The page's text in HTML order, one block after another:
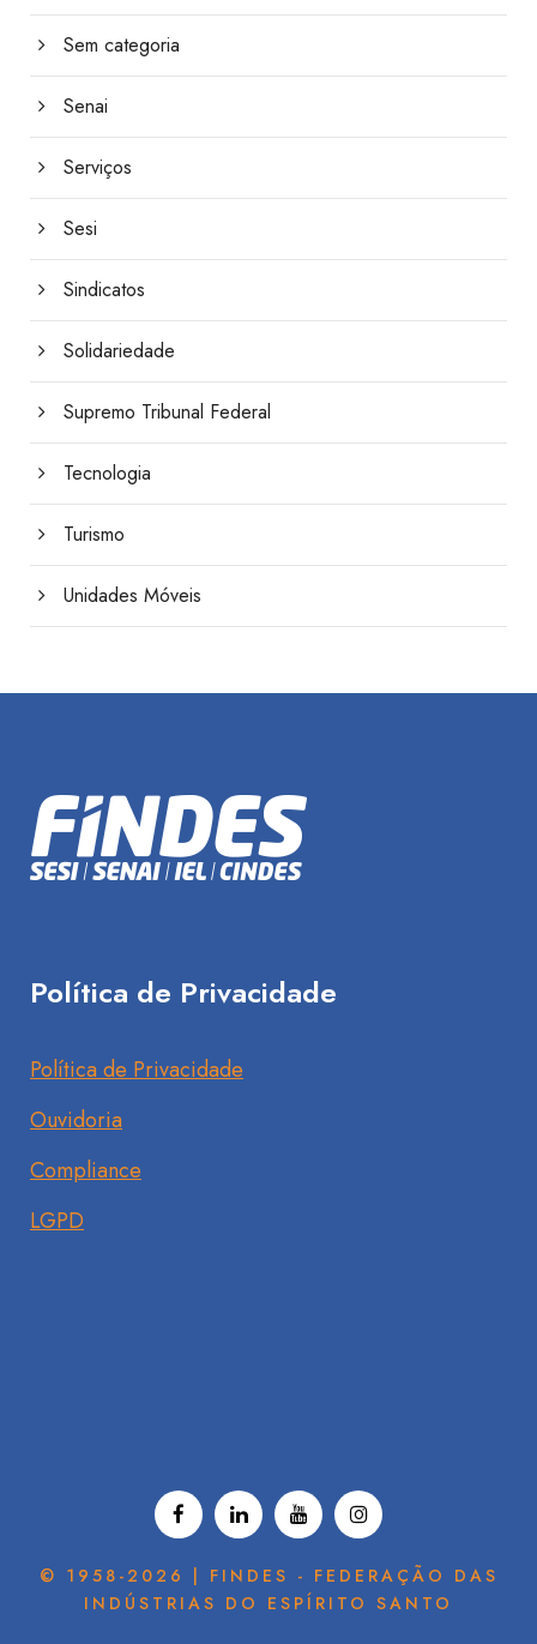
Sem categoria
Senai
Serviços
Sesi
Sindicatos
Solidariedade
Supremo Tribunal Federal
Tecnologia
Turismo
Unidades Móveis
Política de Privacidade
Política de Privacidade
Ouvidoria
Compliance
LGPD
© 1958-2026 | FINDES - FEDERAÇÃO DAS
INDÚSTRIAS DO ESPÍRITO SANTO